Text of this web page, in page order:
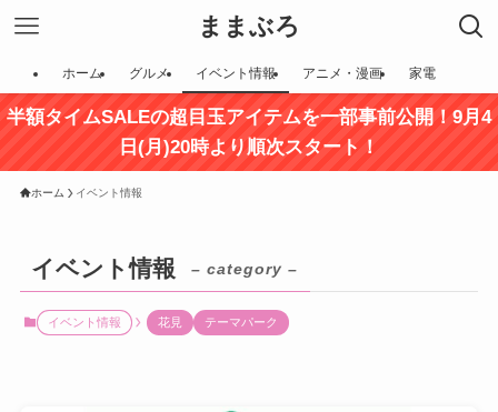
ままぶろ
ホーム グルメ イベント情報 アニメ・漫画 家電
半額タイムSALEの超目玉アイテムを一部事前公開！9月4
日(月)20時より順次スタート！
ホーム イベント情報
イベント情報 – category –
イベント情報 花見 テーマパーク